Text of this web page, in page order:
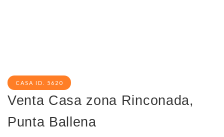
CASA ID. 5620
Venta Casa zona Rinconada,
Punta Ballena